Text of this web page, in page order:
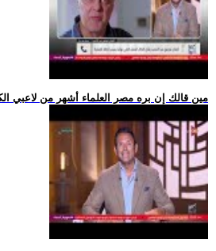
.. مين قالك إن بره مصر العلماء أشهر من لاعبي